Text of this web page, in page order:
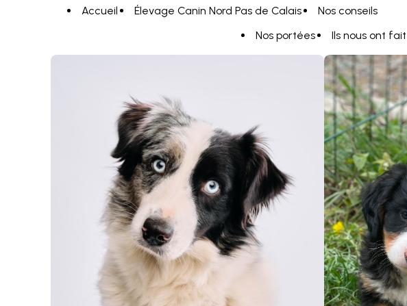
Accueil Élevage Canin Nord Pas de Calais
Nos conseils
Nos portées
Ils nous ont
Panneau de gestion des cookies